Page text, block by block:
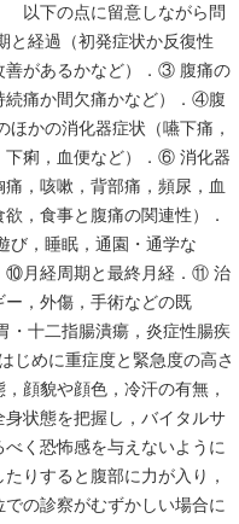
以下の点に留意しながら問
経過（初発症状か反復性
善があるかなど）．③ 腹痛の
続痛か間欠痛かなど）．④腹
かの消化器症状（嚥下痛，
下痢，血便など）．⑥ 消化器
，咳嗽，背部痛，頻尿，血
，食事と腹痛の関連性）．
，睡眠，通園・通学な
⑩月経周期と最終月経．⑪ 治
，外傷，手術などの既
十二指腸潰瘍，炎症性腸疾
めに重症度と緊急度の高さ
顔貌や顔色，冷汗の有無，
状態を把握し，バイタルサ
く恐怖感を与えないように
りすると腹部に力が入り，
の診察がむずかしい場合に